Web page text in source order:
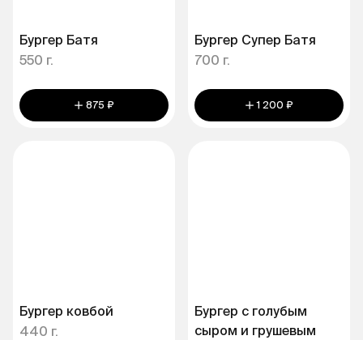
Бургер Батя
550 г.
875 ₽
Бургер Супер Батя
700 г.
1 200 ₽
Бургер ковбой
440 г.
Бургер с голубым
сыром и грушевым